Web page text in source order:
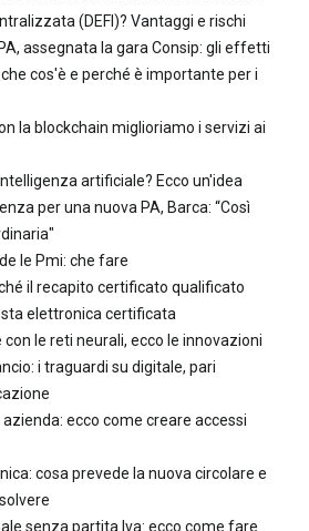
(DEFI)? Vantaggi e rischi
assegnata la gara Consip: gli effetti
cos'è e perché è importante per i
la blockchain miglioriamo i servizi ai
artificiale? Ecco un'idea
per una nuova PA, Barca: “Così
le Pmi: che fare
il recapito certificato qualificato
elettronica certificata
le reti neurali, ecco le innovazioni
i traguardi su digitale, pari
ecco come creare accessi
cosa prevede la nuova circolare e
senza partita Iva: ecco come fare